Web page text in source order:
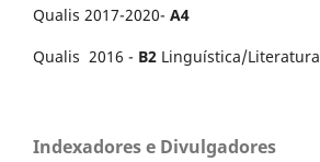
Qualis 2017-2020- A4
Qualis 2016 - B2 Linguística/Literatura
Indexadores e Divulgadores